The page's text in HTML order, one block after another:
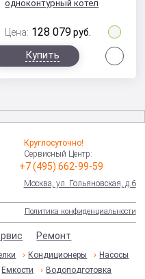
одноконтурный котел
Цена: 128 079 руб.
Купить
Круглосуточно!
Сервисный Центр:
+7 (495) 662-99-59
Москва, ул. Гольяновская, д.6
Политика конфиденциальности
Ремонт
Кондиционеры
Насосы
Емкости Водоподготовка